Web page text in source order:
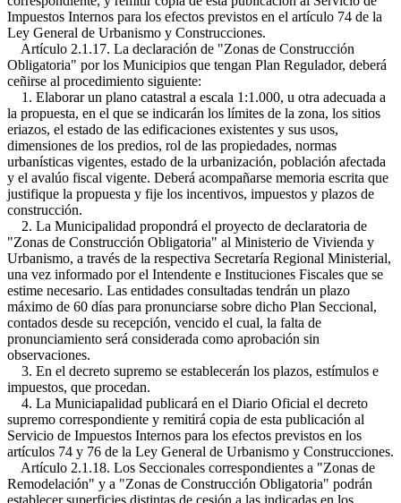
Impuestos Internos para los efectos previstos en el artículo 74 de la
Ley General de Urbanismo y Construcciones.
Artículo 2.1.17. La declaración de "Zonas de Construcción
Obligatoria" por los Municipios que tengan Plan Regulador, deberá
ceñirse al procedimiento siguiente:
1. Elaborar un plano catastral a escala 1:1.000, u otra adecuada a
la propuesta, en el que se indicarán los límites de la zona, los sitios
eriazos, el estado de las edificaciones existentes y sus usos,
dimensiones de los predios, rol de las propiedades, normas
urbanísticas vigentes, estado de la urbanización, población afectada
y el avalúo fiscal vigente. Deberá acompañarse memoria escrita que
justifique la propuesta y fije los incentivos, impuestos y plazos de
construcción.
2. La Municipalidad propondrá el proyecto de declaratoria de
"Zonas de Construcción Obligatoria" al Ministerio de Vivienda y
Urbanismo, a través de la respectiva Secretaría Regional Ministerial,
una vez informado por el Intendente e Instituciones Fiscales que se
estime necesario. Las entidades consultadas tendrán un plazo
máximo de 60 días para pronunciarse sobre dicho Plan Seccional,
contados desde su recepción, vencido el cual, la falta de
pronunciamiento será considerada como aprobación sin
observaciones.
3. En el decreto supremo se establecerán los plazos, estímulos e
impuestos, que procedan.
4. La Municiapalidad publicará en el Diario Oficial el decreto
supremo correspondiente y remitirá copia de esta publicación al
Servicio de Impuestos Internos para los efectos previstos en los
artículos 74 y 76 de la Ley General de Urbanismo y Construcciones.
Artículo 2.1.18. Los Seccionales correspondientes a "Zonas de
Remodelación" y a "Zonas de Construcción Obligatoria" podrán
establecer superficies distintas de cesión a las indicadas en los